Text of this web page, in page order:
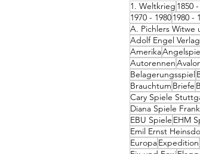
1. Weltkrieg 1850
1970 - 19801980 -
A. Pichlers Witwe
Adolf Engel
Amerika
Autorennen
Belagerungsspiel
Brauchtum Briefe
Cary Spiele
Diana Spiele
EBU Spiele EHM
Emil Ernst
EuropaExpedition